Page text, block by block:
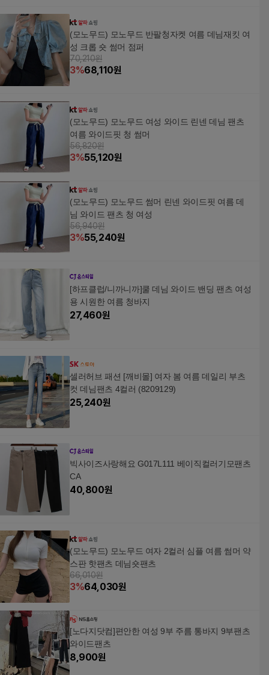
(모노무드) 모노무드 반팔청자켓 여름 데님재킷 여
성 크롭 숏 썸머 점퍼
70,210원
3%68,110원
(모노무드) 모노무드 여성 와이드 린넨 데님 팬츠
여름 와이드핏 청 썸머
56,820원
3%55,120원
(모노무드) 모노무드 썸머 린넨 와이드핏 여름 데
님 와이드 팬츠 청 여성
56,940원
3%55,240원
[하프클럽/니까니까]쿨 데님 와이드 밴딩 팬츠 여성
용 시원한 여름 청바지
27,460원
셀러허브 패션 [깨비몰] 여자 봄 여름 데일리 부츠
컷 데님팬츠 4컬러 (8209129)
25,240원
빅사이즈사랑해요 G017L111 베이직컬러기모팬츠
CA
40,800원
(모노무드) 모노무드 여자 2컬러 심플 여름 썸머 약
스판 핫팬츠 데님숏팬츠
66,010원
3%64,030원
[노다지닷컴]편안한 여성 9부 주름 통바지 9부팬츠
와이드팬츠
8,900원